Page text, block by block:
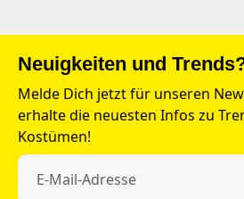
Neuigkeiten und
Melde Dich jetzt für unseren
erhalte die neuesten Infos zu
Kostümen!